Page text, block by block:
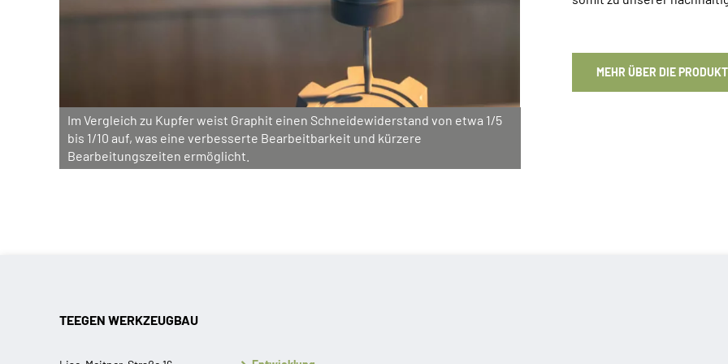
Im Vergleich zu Kupfer weist Graphit einen Schneidewiderstand von etwa 1/5
bis 1/10 auf, was eine verbesserte Bearbeitbarkeit und kürzere
Bearbeitungszeiten ermöglicht.
MEHR ÜBER DIE
TEEGEN WERKZEUGBAU